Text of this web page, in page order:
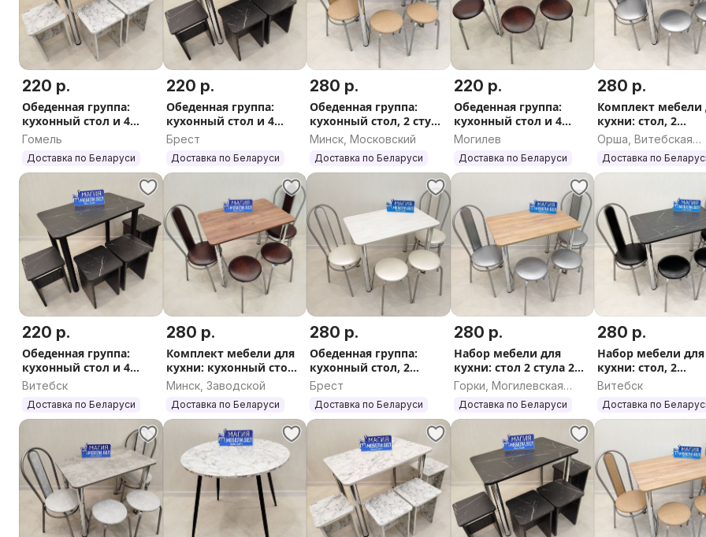
220 р.
Обеденная группа:
кухонный стол и 4
табурета Доставка по
Гомель
Доставка по Беларуси
220 р.
Обеденная группа:
кухонный стол и 4
табурета Доставка по
РБ
Брест
Доставка по Беларуси
280 р.
Обеденная группа:
кухонный стол, 2 стула
со спинкой, 2 табурета
Доставка по РБ
Минск, Московский
Доставка по Беларуси
220 р.
Обеденная группа:
кухонный стол и 4
табурета Бесплатная
Могилев
Доставка по Беларуси
280 р.
Комплект мебели
кухни: стол, 2
табурета, 2 стула
Доставка Выбор
Гарантия
Орша, Витебская
область
Доставка по
220 р.
Обеденная группа:
кухонный стол и 4
табурета Доставка по
Витебск
Доставка по Беларуси
280 р.
Комплект мебели для
кухни: кухонный стол,
2 стула, 2 табурета
Доставка по РБ
Минск, Заводской
Доставка по Беларуси
280 р.
Обеденная группа:
кухонный стол, 2
табурета, 2 стула
Доставка по РБ
Брест
Доставка по Беларуси
280 р.
Набор мебели для
кухни: стол 2 стула 2
табурета Доставка
Горки, Могилевская
область
Доставка по Беларуси
280 р.
Набор мебели для
кухни: стол, 2
табурета, 2 стула
Витебск
Доставка по